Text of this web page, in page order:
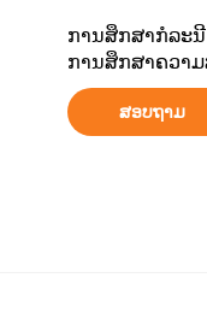
ການສຶກສາກໍລະ
ການສຶກສາຄວາ
ສອບຖາມ